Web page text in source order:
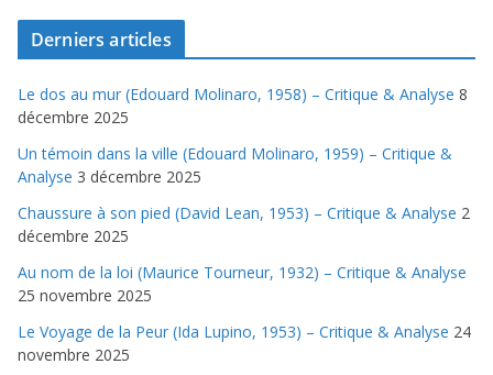
Derniers articles
Le dos au mur (Edouard Molinaro, 1958) – Critique & Analyse 8
décembre 2025
Un témoin dans la ville (Edouard Molinaro, 1959) – Critique &
Analyse 3 décembre 2025
Chaussure à son pied (David Lean, 1953) – Critique & Analyse 2
décembre 2025
Au nom de la loi (Maurice Tourneur, 1932) – Critique & Analyse
25 novembre 2025
Le Voyage de la Peur (Ida Lupino, 1953) – Critique & Analyse 24
novembre 2025